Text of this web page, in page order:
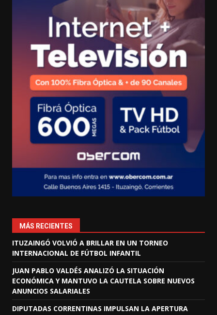
MÁS RECIENTES
ITUZAINGÓ VOLVIÓ A BRILLAR EN UN TORNEO
INTERNACIONAL DE FÚTBOL INFANTIL
JUAN PABLO VALDÉS ANALIZÓ LA SITUACIÓN
ECONÓMICA Y MANTUVO LA CAUTELA SOBRE NUEVOS
ANUNCIOS SALARIALES
DIPUTADAS CORRENTINAS IMPULSAN LA APERTURA